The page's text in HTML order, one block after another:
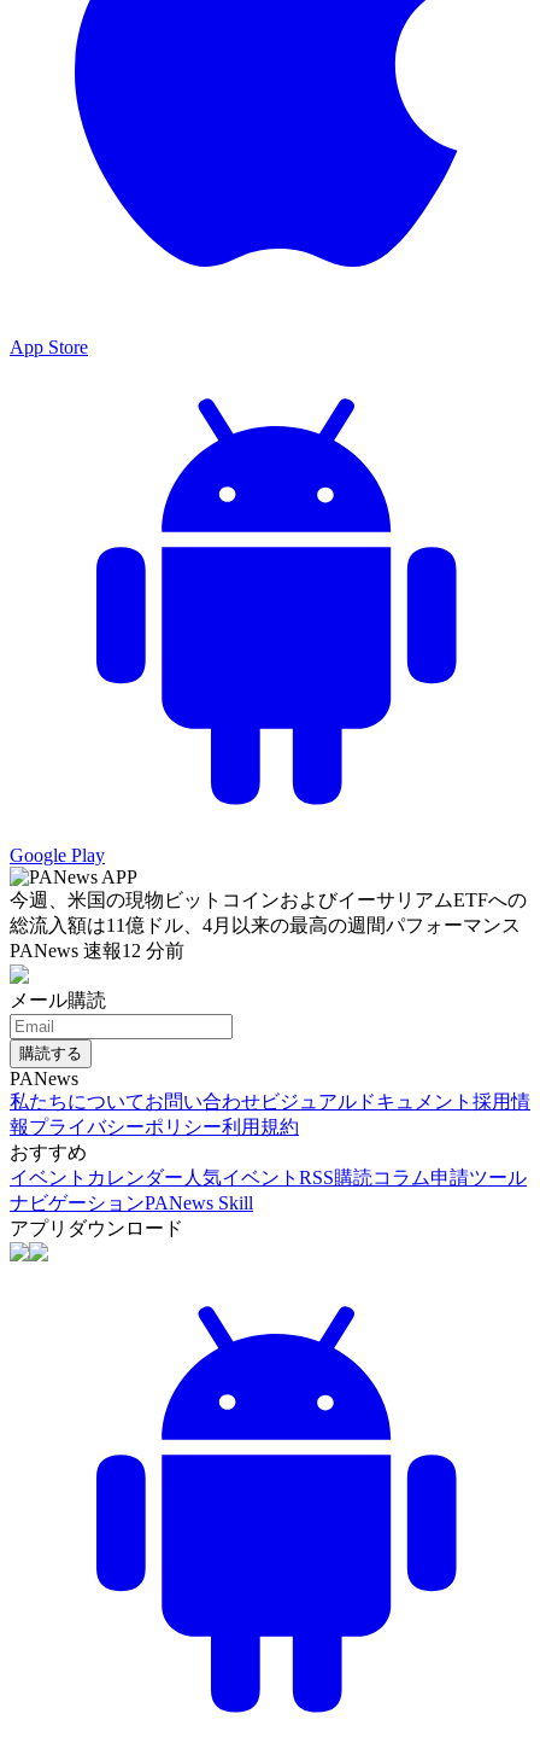
App Store
Google Play
今週、米国の現物ビットコインおよびイーサリアムETFへの
総流入額は11億ドル、4月以来の最高の週間パフォーマンス
PANews 速報12 分前
メール購読
購読する
PANews
私たちについてお問い合わせビジュアルドキュメント 採用情
報プライバシーポリシー利用規約
おすすめ
イベントカレンダー 人気イベント RSS購読コラム申請ツール
ナビゲーションPANews Skill
アプリダウンロード